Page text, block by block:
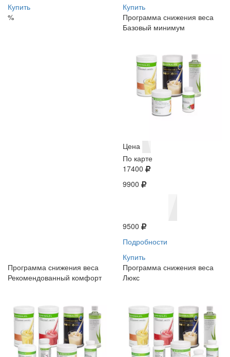
Купить
%
Купить
Программа снижения веса
Базовый минимум
Цена
По карте
17400
9900
9500
Подробности
Купить
Программа снижения веса
Рекомендованный комфорт
Программа снижения веса
Люкс